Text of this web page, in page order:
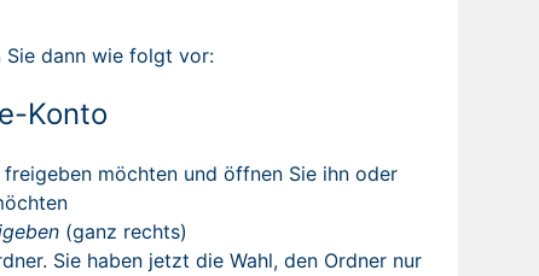
Sie dann wie folgt vor:
Konto
möchten und öffnen Sie ihn oder
(ganz rechts)
Sie haben jetzt die Wahl, den Ordner nur